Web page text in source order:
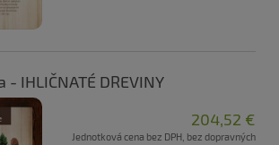
IHLIČNATÉ DREVINY
204,52 €
Jednotková cena bez DPH, bez dopravných